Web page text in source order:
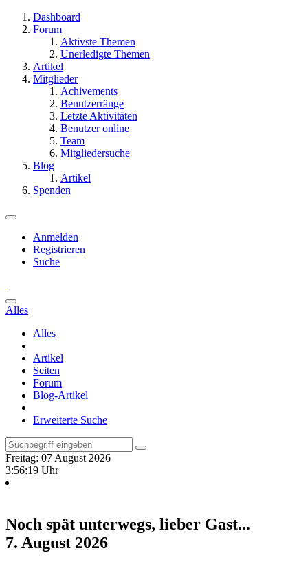
Dashboard
Forum
Aktivste Themen
Unerledigte Themen
Artikel
Mitglieder
Achivements
Benutzerränge
Letzte Aktivitäten
Benutzer online
Team
Mitgliedersuche
Blog
Artikel
Spenden
Anmelden
Registrieren
Suche
Alles
Alles
Artikel
Seiten
Forum
Blog-Artikel
Erweiterte Suche
Freitag: 07 August 2026
3:56:20 Uhr
Noch spät unterwegs, lieber Gast...
7. August 2026